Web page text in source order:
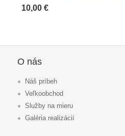
10,00 €
O nás
Náš príbeh
Veľkoobchod
Služby na mieru
Galéria realizácií